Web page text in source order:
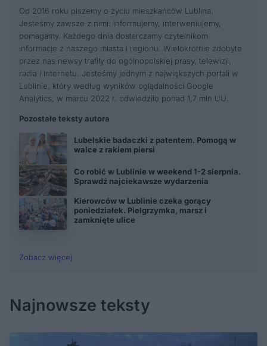
Od 2016 roku piszemy o życiu mieszkańców Lublina.
Jesteśmy zawsze z nimi: informujemy, interweniujemy,
pomagamy. Każdego dnia dostarczamy czytelnikom
informacje z naszego miasta i regionu. Wielokrotnie zdobyte
przez nas newsy trafiły do ogólnopolskiej prasy, telewizji,
radia i Internetu. Jesteśmy jednym z największych portali w
Lublinie, który według wyników oglądalności Google
Analytics, w marcu 2022 r. odwiedziło ponad 1,7 mln UU.
Pozostałe teksty autora
Lubelskie badaczki z patentem. Pomogą w
walce z rakiem piersi
Co robić w Lublinie w weekend 1-2 sierpnia.
Sprawdź najciekawsze wydarzenia
Kierowców w Lublinie czeka gorący
poniedziałek. Pielgrzymka, marsz i
zamknięte ulice
Zobacz więcej
Najnowsze teksty